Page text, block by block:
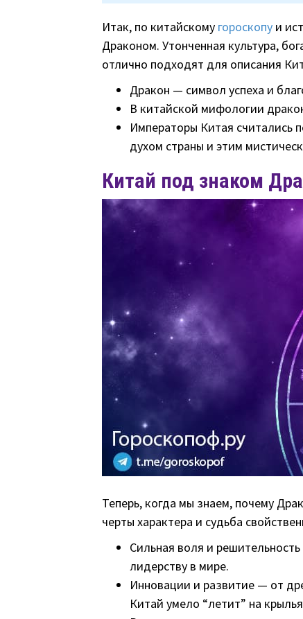
Итак, по китайскому гороскопу и
Драконом. Утонченная культура,
отлично подходят для описания
Дракон — символ успеха и
В китайской мифологии
Императоры Китая считались
духом страны и этим
Китай под знаком
Теперь, когда мы знаем, почему
черты характера и судьба
Сильная воля и
лидерству в мире.
Инновации и развитие — от
Китай умело “летит” на